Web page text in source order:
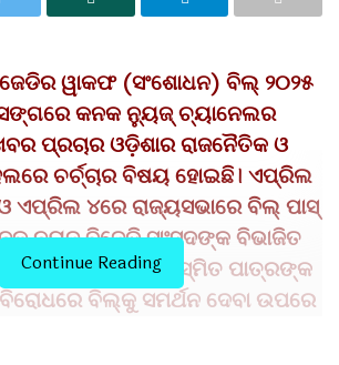
ୱାକଫ (ସଂଶୋଧନ) ବିଲ୍ ୨୦୨୫
କନକ ନ୍ୟୁଜ୍ ଚ୍ୟାନେଲର
ପ୍ରଚାର ଓଡ଼ିଶାର ରାଜନୈତିକ ଓ
ଚର୍ଚ୍ଚାର ବିଷୟ ହୋଇଛି। ଏପ୍ରିଲ
ଏପ୍ରିଲ ୪ରେ ରାଜ୍ୟସଭାରେ ବିଲ୍ ପାସ୍
ନ୍ୟୁଜ୍ ବିଜେଡି ସାଂସଦଙ୍କ ବିଭାଜିତ
ରାଜ୍ୟସଭା ସାଂସଦ ସସ୍ମିତ ପାତ୍ରଙ୍କ
ବିଲ୍‌କୁ ସମର୍ଥନ ଦେବା ଉପରେ
Continue Reading